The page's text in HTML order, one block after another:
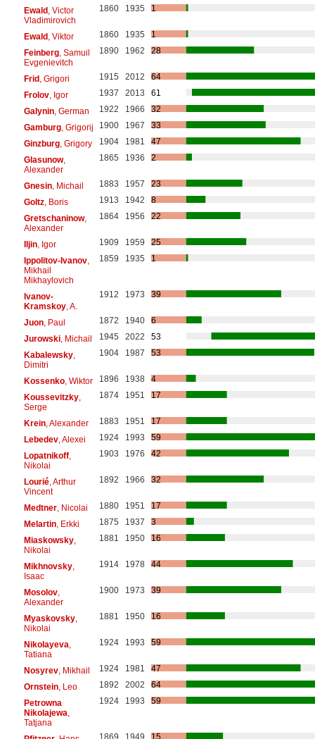
Ewald, Victor
Vladimirovich
1860 1935 1
Ewald, Viktor 1860 1935
1
Feinberg, Samuil
Evgenievitch
1890 1962 28
Frid, Grigori 1915 2012
64
Frolov, Igor 1937 2013
61
Galynin, German 1922 1966
32
Gamburg, Grigorij 1900 1967
33
Ginzburg, Grigory 1904 1981
47
Glasunow,
Alexander
1865 1936 2
Gnesin, Michail 1883 1957
23
Goltz, Boris 1913 1942
8
Gretschaninow,
Alexander
1864 1956 22
Iljin, Igor 1909 1959
25
Ippolitov-Ivanov,
Mikhail
Mikhaylovich
1859 1935 1
Ivanov-
Kramskoy, A.
1912 1973 39
Juon, Paul 1872 1940
6
Jurowski, Michail 1945 2022
53
Kabalewsky,
Dimitri
1904 1987 53
Kossenko, Wiktor 1896 1938
4
Koussevitzky,
Serge
1874 1951 17
Krein, Alexander 1883 1951
17
Lebedev, Alexei 1924 1993
59
Lopatnikoff,
Nikolai
1903 1976 42
Lourié, Arthur
Vincent
1892 1966 32
Medtner, Nicolai 1880 1951
17
Melartin, Erkki 1875 1937
3
Miaskowsky,
Nikolai
1881 1950 16
Mikhnovsky,
Isaac
1914 1978 44
Mosolov,
Alexander
1900 1973 39
Myaskovsky,
Nikolai
1881 1950 16
Nikolayeva
Tatiana
1924 1993 59
Nosyrev, Mikhail 1924 1981
47
Ornstein, Leo 1892 2002
64
Petrowna
Nikolajewa
Tatjana
1924 1993 59
1869 1949 15